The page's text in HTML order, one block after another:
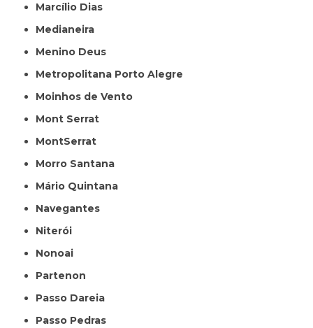
Marcílio Dias
Medianeira
Menino Deus
Metropolitana Porto Alegre
Moinhos de Vento
Mont Serrat
MontSerrat
Morro Santana
Mário Quintana
Navegantes
Niterói
Nonoai
Partenon
Passo Dareia
Passo Pedras